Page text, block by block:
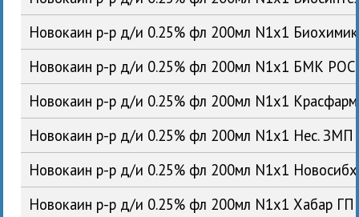
Новокаин р-р д/и 0.25% фл 200мл N1x1
Новокаин р-р д/и 0.25% фл 200мл N1x1 БМК РОС
Новокаин р-р д/и 0.25% фл 200мл N1x1
Новокаин р-р д/и 0.25% фл 200мл N1x1 Нес.
Новокаин р-р д/и 0.25% фл 200мл N1x1
Новокаин р-р д/и 0.25% фл 200мл N1x1 Хабар